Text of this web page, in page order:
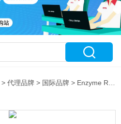
>代理品牌 > 国际品牌 > Enzyme Research授权代理